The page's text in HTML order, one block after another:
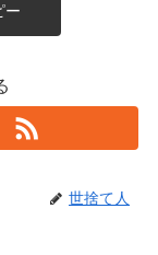
ー
世捨て人